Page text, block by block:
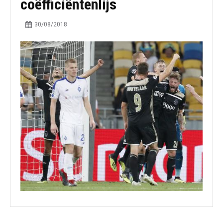
coëfficiëntenlijs
30/08/2018